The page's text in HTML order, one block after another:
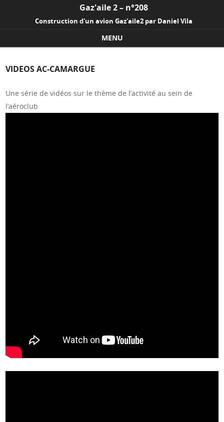
Gaz'aile 2 – n°208
Construction d'un avion Gaz'aile2 par Daniel Vila
MENU
VIDEOS AC-CAMARGUE
Une série de vidéos sur le thème de l’activité au sein de
l’aéroclub